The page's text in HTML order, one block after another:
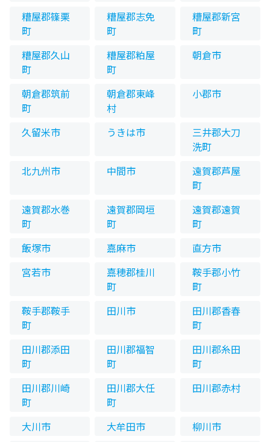
糟屋郡篠栗
町
糟屋郡志免
町
糟屋郡新宮
町
糟屋郡久山
町
糟屋郡粕屋
町
朝倉市
朝倉郡筑前
町
朝倉郡東峰
村
小郡市
久留米市 うきは市
三井郡大刀
洗町
北九州市
中間市
遠賀郡芦屋
町
遠賀郡水巻
町
遠賀郡岡垣
町
遠賀郡遠賀
町
飯塚市
嘉麻市
直方市
宮若市
嘉穂郡桂川
町
鞍手郡小竹
町
鞍手郡鞍手
町
田川市
田川郡香春
町
田川郡添田
町
田川郡福智
町
田川郡糸田
町
田川郡川崎
町
田川郡大任
町
田川郡赤村
大川市 大牟田市
柳川市